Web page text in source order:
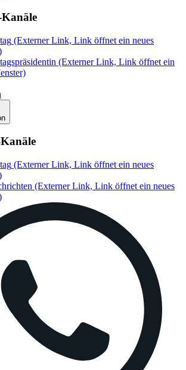
(Externer Link, Link öffnet ein neues
(Externer Link, Link öffnet ein
(Externer Link, Link öffnet ein neues
(Externer Link, Link öffnet ein neues